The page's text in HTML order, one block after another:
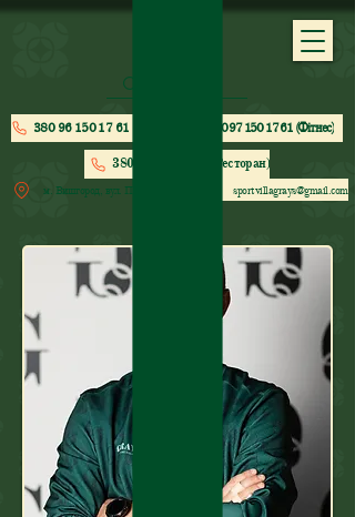
380 96 150 17 61 (Теніс)
sportvillagrays@gmail.com
380 97 150 17 61 (Фітнес)
м. Вишгород, вул. Парусна, 203
380 68 150 16 71 (Ресторан)